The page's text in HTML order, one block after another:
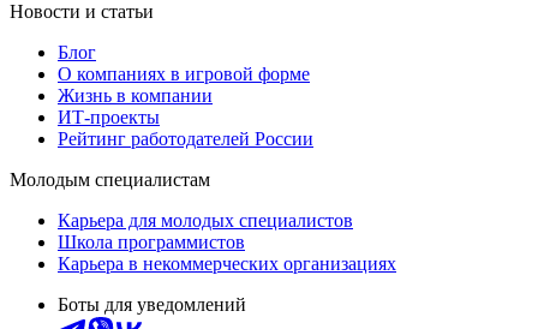
Новости и статьи
Блог
О компаниях в игровой форме
Жизнь в компании
ИТ-проекты
Рейтинг работодателей России
Молодым специалистам
Карьера для молодых специалистов
Школа программистов
Карьера в некоммерческих организациях
Боты для уведомлений